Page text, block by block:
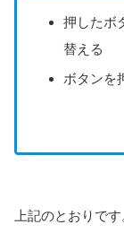
押したボ
替える
ボタンを
上記のとおりで